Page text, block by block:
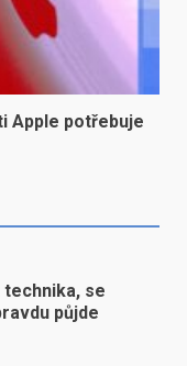
Apple potřebuje
se
půjde